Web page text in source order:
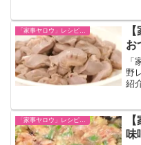
く
お
「
野
紹
「家事ヤロウ」レシピ一覧
味